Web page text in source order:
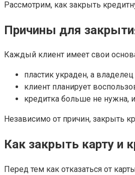
Рассмотрим, как закрыть
Причины для
Каждый клиент имеет свои
пластик украден, а
клиент планирует
кредитка больше не нужна,
Независимо от причин,
Как закрыть карту и
Перед тем как отказаться от